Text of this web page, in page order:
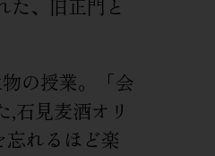
た、旧正門と
の授業。「会
石見麦酒オリ
れるほど楽